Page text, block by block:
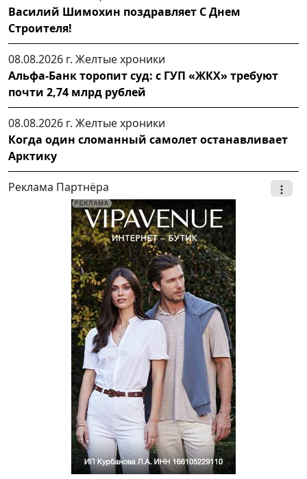
Василий Шимохин поздравляет С Днем
Строителя!
08.08.2026 г. Желтые хроники
Альфа-Банк торопит суд: с ГУП «ЖКХ» требуют
почти 2,74 млрд рублей
08.08.2026 г. Желтые хроники
Когда один сломанный самолет останавливает
Арктику
Реклама Партнёра